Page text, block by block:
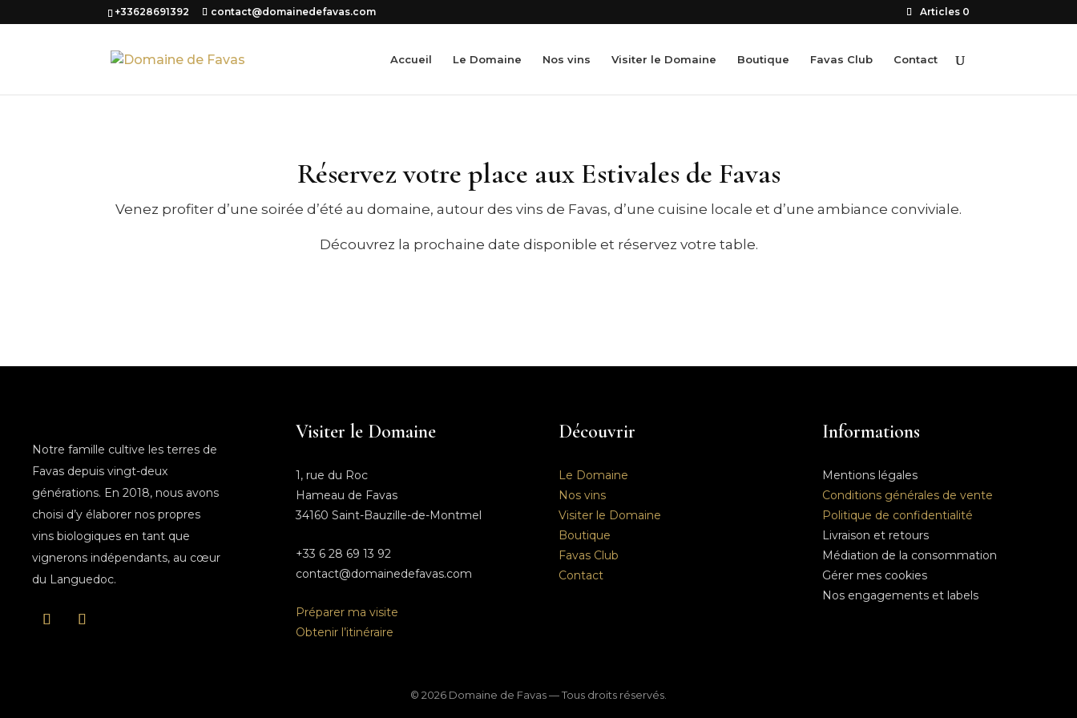
+33628691392 contact@domainedefavas.com Articles 0
Accueil Le Domaine Nos vins Visiter le Domaine Boutique Favas Club Contact
Réservez votre place aux Estivales de Favas
Venez profiter d’une soirée d’été au domaine, autour des vins de Favas, d’une cuisine locale et d’une ambiance conviviale.
Découvrez la prochaine date disponible et réservez votre table.
Notre famille cultive les terres de
Favas depuis vingt-deux
générations. En 2018, nous avons
choisi d’y élaborer nos propres
vins biologiques en tant que
vignerons indépendants, au cœur
du Languedoc.
Visiter le Domaine
1, rue du Roc
Hameau de Favas
34160 Saint-Bauzille-de-Montmel
+33 6 28 69 13 92
contact@domainedefavas.com
Préparer ma visite
Obtenir l’itinéraire
Découvrir
Le Domaine
Nos vins
Visiter le Domaine
Boutique
Favas Club
Contact
Informations
Mentions légales
Conditions générales de vente
Politique de confidentialité
Livraison et retours
Médiation de la consommation
Gérer mes cookies
Nos engagements et labels
© 2026 Domaine de Favas — Tous droits réservés.